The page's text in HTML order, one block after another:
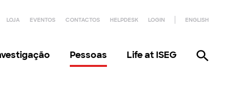
LOJA EVENTOS CONTACTOS HELPDESK LOGIN ENGLISH
Pessoas Life at ISEG